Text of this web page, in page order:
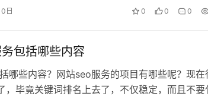
日 0 0 0
包括哪些内容
哪些内容？网站seo服务的项目有哪些呢？现在
，毕竟关键词排名上去了，不仅稳定，而且不要